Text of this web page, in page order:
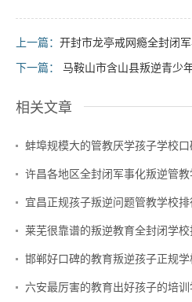
上一篇： 开封市龙亭戒网瘾全封闭
下一篇：
马鞍山市含山县叛逆青少
相关文章
蚌埠规模大的管教厌学孩子学校
许昌各地区全封闭军事化叛逆管教
宜昌正规孩子叛逆问题管教学校
莱芜很靠谱的叛逆教育全封闭学
邯郸好口碑的教育叛逆孩子正规
六安最厉害的教育出好孩子的培